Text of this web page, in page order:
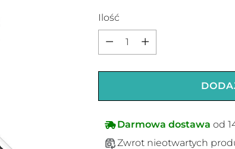
Ilość
Darmowa dostawa od
Zwrot nieotwartych